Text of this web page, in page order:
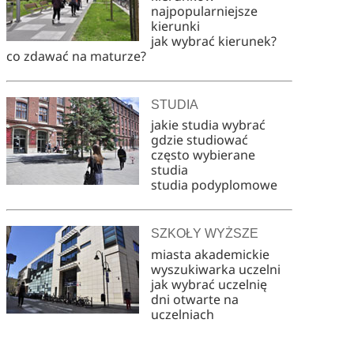
najpopularniejsze
kierunki
jak wybrać kierunek?
co zdawać na maturze?
STUDIA
jakie studia wybrać
gdzie studiować
często wybierane
studia
studia podyplomowe
SZKOŁY WYŻSZE
miasta akademickie
wyszukiwarka uczelni
jak wybrać uczelnię
dni otwarte na
uczelniach